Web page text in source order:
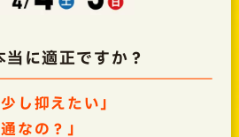
に適正ですか？
し抑えたい」
なの？」